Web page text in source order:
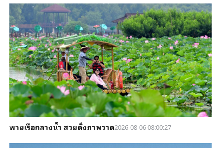
พายเรือกลางน้ำ สวยดั่งภาพวาด2026-08-06 08:00:27